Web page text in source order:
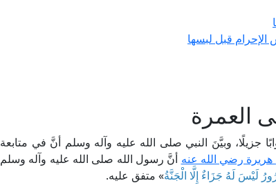
قبل لبسها
العمرة
جزيلًا، وبيَّنَ النبي صلى الله عليه وآله وسلم أنَّ في متابعة
هريرة رضي الله عنه أنَّ رسول الله صلى الله عليه وآله وسلم
لَيْسَ لَهُ جَزَاءٌ إِلَّا الْجَنَّةُ» متفق عليه.